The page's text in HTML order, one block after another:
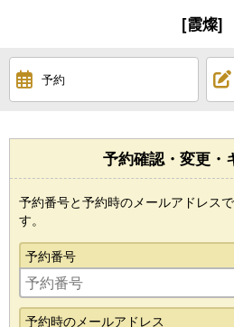
[霞燦]
予約
予約確認・変更・
予約番号と予約時のメールアドレス
す。
予約番号
予約時のメールアドレス